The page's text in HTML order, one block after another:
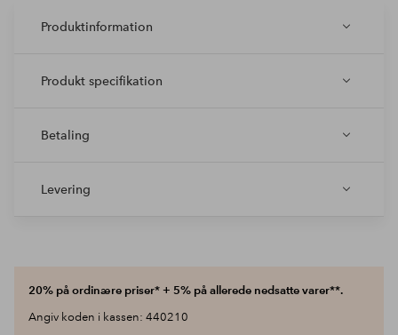
Produktinformation
Produkt specifikation
Betaling
Levering
20% på ordinære priser* + 5% på allerede nedsatte varer**.
Angiv koden i kassen: 440210